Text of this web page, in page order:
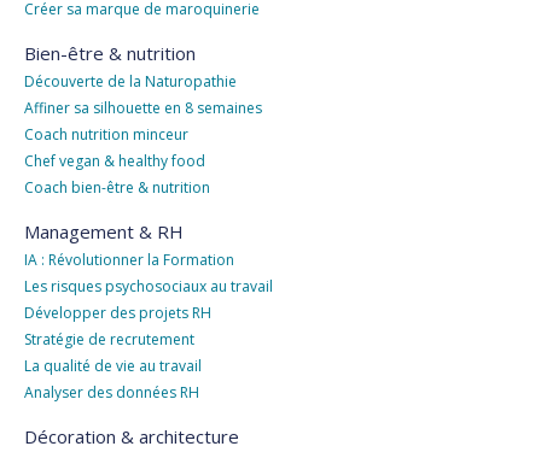
Créer sa marque de maroquinerie
Bien-être & nutrition
Découverte de la Naturopathie
Affiner sa silhouette en 8 semaines
Coach nutrition minceur
Chef vegan & healthy food
Coach bien-être & nutrition
Management & RH
IA : Révolutionner la Formation
Les risques psychosociaux au travail
Développer des projets RH
Stratégie de recrutement
La qualité de vie au travail
Analyser des données RH
Décoration & architecture